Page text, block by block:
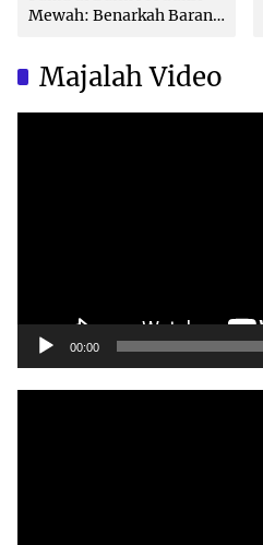
Mewah: Benarkah Barang
Majalah Video
00:00